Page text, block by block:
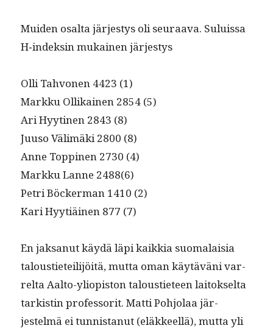
Muiden osalta järjestys oli seu­raa­va. Suluis­sa
H‑indeksin mukainen järjestys
Olli Tahvo­nen 4423 (1)
Markku Ollikainen 2854 (5)
Ari Hyyti­nen 2843 (8)
Juu­so Välimä­ki 2800 (8)
Anne Top­pinen 2730 (4)
Markku Lanne 2488(6)
Petri Böck­er­man 1410 (2)
Kari Hyytiäi­nen 877 (7)
En jak­sanut käy­dä läpi kaikkia suo­ma­laisia
talousti­eteil­i­jöitä, mut­ta oman käytäväni var­
relta Aal­to-yliopis­ton talousti­eteen laitok­selta
tark­istin pro­fes­sorit. Mat­ti Pohjo­laa jär­
jestelmä ei tun­nistanut (eläk­keel­lä), mut­ta yli